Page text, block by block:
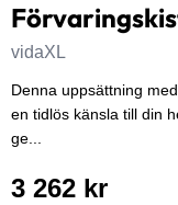
vidaXL
Denna uppsättning
en tidlös känsla till din
ge...
3 262 kr